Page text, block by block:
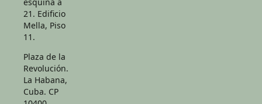
21. Edificio
Mella, Piso
11.
Plaza de la
Revolución.
La Habana,
Cuba. CP